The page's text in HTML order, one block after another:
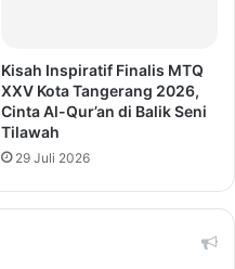
Kisah Inspiratif Finalis MTQ
XXV Kota Tangerang 2026,
Cinta Al-Qur’an di Balik Seni
Tilawah
29 Juli 2026